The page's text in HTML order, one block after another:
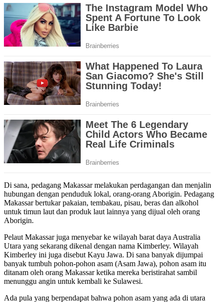
Di sana, pedagang Makassar melakukan perdagangan dan menjalin
hubungan dengan penduduk lokal, orang-orang Aborigin. Pedagang
Makassar bertukar pakaian, tembakau, pisau, beras dan alkohol
untuk timun laut dan produk laut lainnya yang dijual oleh orang
Aborigin.
Pelaut Makassar juga menyebar ke wilayah barat daya Australia
Utara yang sekarang dikenal dengan nama Kimberley. Wilayah
Kimberley ini juga disebut Kayu Jawa. Di sana banyak dijumpai
banyak tumbuh pohon-pohon asam (Asam Jawa), pohon asam itu
ditanam oleh orang Makassar ketika mereka beristirahat sambil
menunggu angin untuk kembali ke Sulawesi.
Ada pula yang berpendapat bahwa pohon asam yang ada di utara